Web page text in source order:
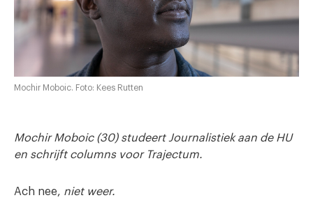
Mochir Moboic. Foto: Kees Rutten
Mochir Moboic (30) studeert Journalistiek aan de HU
en schrijft columns voor Trajectum.
Ach nee, niet weer.